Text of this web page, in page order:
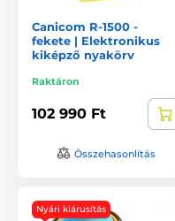
Canicom R-1500 -
fekete | Elektronikus
kiképző nyakörv
Raktáron
102 990 Ft
Összehasonlítás
Nyári kiárusítás